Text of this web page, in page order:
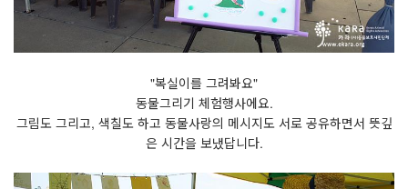
"복실이를 그려봐요"
동물그리기 체험행사에요.
그림도 그리고, 색칠도 하고 동물사랑의 메시지도 서로 공유하면서 뜻깊
은 시간을 보냈답니다.